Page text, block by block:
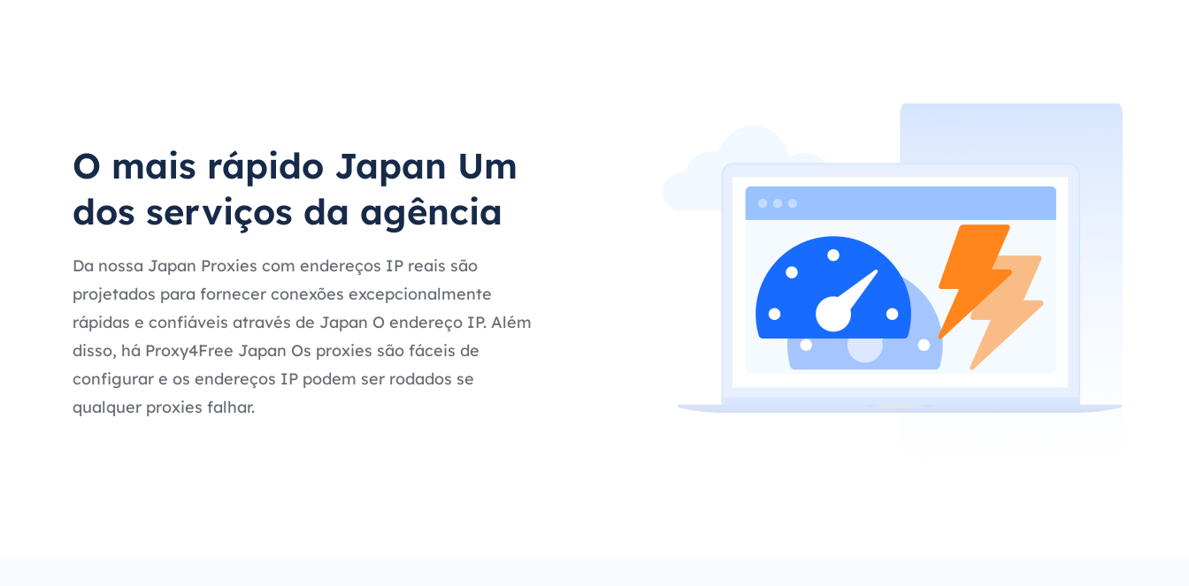
O mais rápido Japan Um
dos serviços da agência
Da nossa Japan Proxies com endereços IP reais são
projetados para fornecer conexões excepcionalmente
rápidas e confiáveis através de Japan O endereço IP. Além
disso, há Proxy4Free Japan Os proxies são fáceis de
configurar e os endereços IP podem ser rodados se
qualquer proxies falhar.